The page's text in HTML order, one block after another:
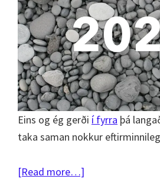
Eins og ég gerði í fyrra þá
taka saman nokkur
[Read more…]